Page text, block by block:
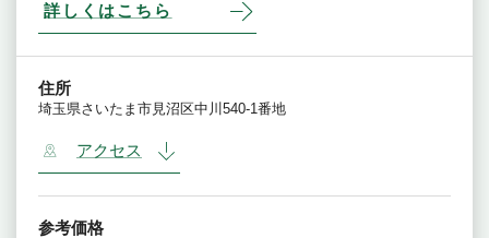
詳しくはこちら
住所
埼玉県さいたま市見沼区中川540-1番地
アクセス
参考価格